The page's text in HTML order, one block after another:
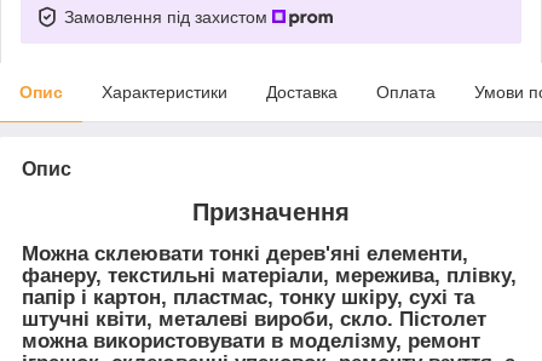
Замовлення під захистом
Опис Характеристики Доставка Оплата Умови
Опис
Призначення
Можна склеювати тонкі дерев'яні елементи,
фанеру, текстильні матеріали, мережива, плівку,
папір і картон, пластмас, тонку шкіру, сухі та
штучні квіти, металеві вироби, скло. Пістолет
можна використовувати в моделізму, ремонт